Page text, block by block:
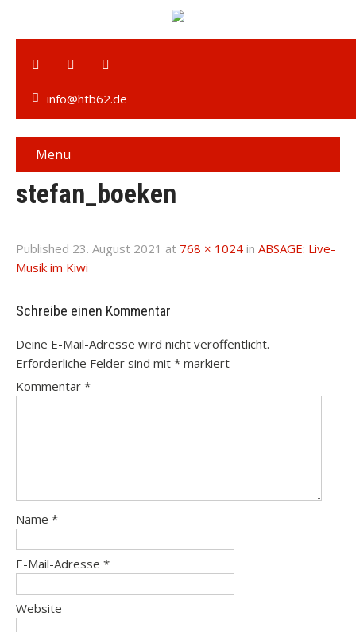
info@htb62.de
Menu
stefan_boeken
Published 23. August 2021 at 768 × 1024 in ABSAGE: Live-
Musik im Kiwi
Schreibe einen Kommentar
Deine E-Mail-Adresse wird nicht veröffentlicht.
Erforderliche Felder sind mit * markiert
Kommentar *
Name *
E-Mail-Adresse *
Website